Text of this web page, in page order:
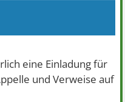
eine Einladung für
und Verweise auf